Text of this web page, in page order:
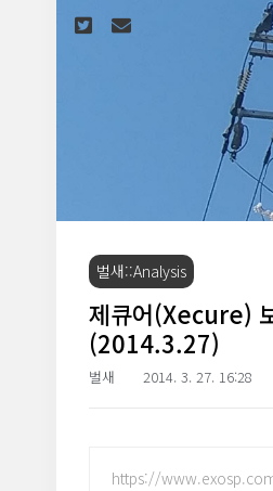
벌새::Analysis
제큐어(Xecure)
(2014.3.27)
벌새 2014. 3. 27. 16:28
https://